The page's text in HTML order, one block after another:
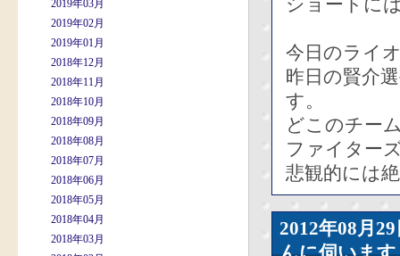
2019年03月
2019年02月
2019年01月
2018年12月
2018年11月
2018年10月
2018年09月
2018年08月
2018年07月
2018年06月
2018年05月
2018年04月
2018年03月
ショートに
今日のライ
昨日の賢介
す。
どこのチー
ファイター
悲観的には
2012年08